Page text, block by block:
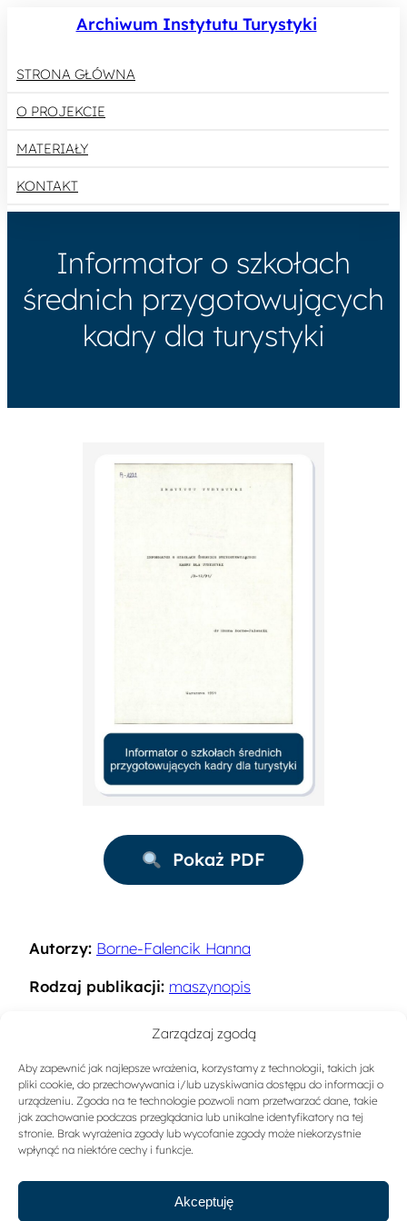
Zarządzaj zgodą
Aby zapewnić jak najlepsze wrażenia, korzystamy z technologii, takich jak
pliki cookie, do przechowywania i/lub uzyskiwania dostępu do informacji o
urządzeniu. Zgoda na te technologie pozwoli nam przetwarzać dane, takie
jak zachowanie podczas przeglądania lub unikalne identyfikatory na tej
stronie. Brak wyrażenia zgody lub wycofanie zgody może niekorzystnie
wpłynąć na niektóre cechy i funkcje.
Akceptuję
Archiwum Instytutu Turystyki
STRONA GŁÓWNA
O PROJEKCIE
MATERIAŁY
KONTAKT
Informator o szkołach
średnich przygotowujących
kadry dla turystyki
Pokaż PDF
Autorzy: Borne-Falencik Hanna
Rodzaj publikacji: maszynopis
Miejsce wydania: Warszawa
Słowa kluczowe: Kadry w turystyce
Sygnatura:A-1222